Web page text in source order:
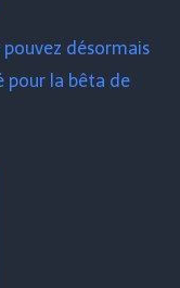
désormais
pour la bêta de